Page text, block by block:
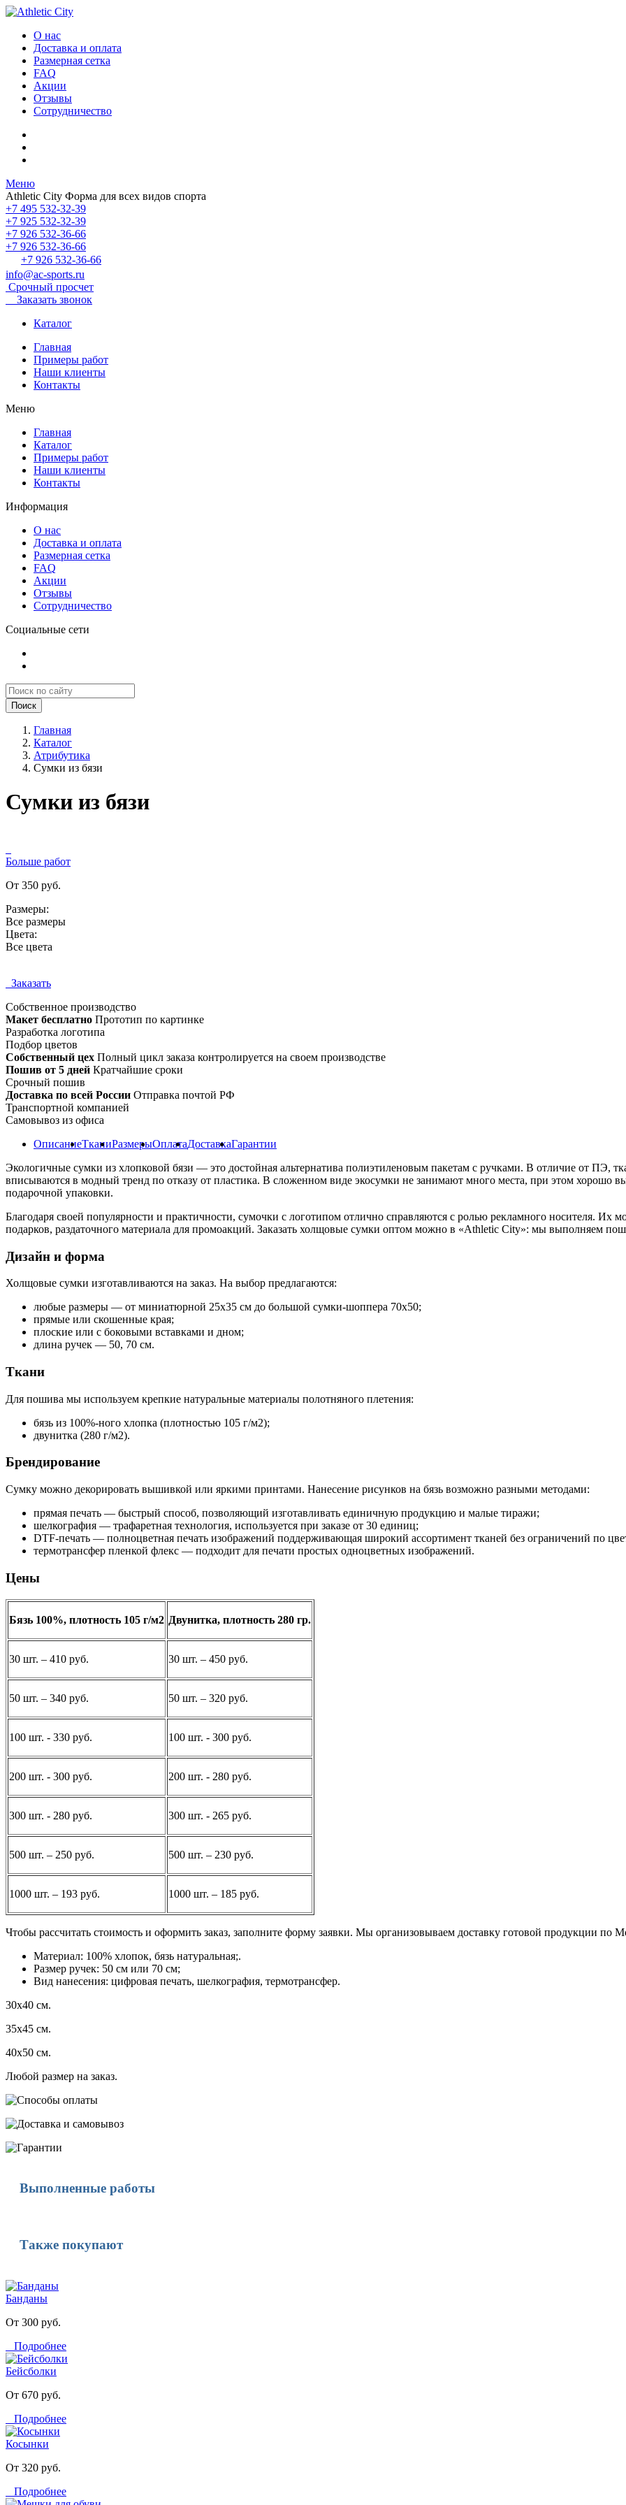
О нас
Доставка и оплата
Размерная сетка
FAQ
Акции
Отзывы
Сотрудничество
Меню
Athletic City Форма для всех видов спорта
+7 495 532-32-39
+7 925 532-32-39
+7 926 532-36-66
+7 926 532-36-66
+7 926 532-36-66
info@ac-sports.ru
Срочный просчет
Заказать звонок
Каталог
Главная
Примеры работ
Наши клиенты
Контакты
Меню
Главная
Каталог
Примеры работ
Наши клиенты
Контакты
Информация
О нас
Доставка и оплата
Размерная сетка
FAQ
Акции
Отзывы
Сотрудничество
Социальные сети
Поиск
Главная
Каталог
Атрибутика
Сумки из бязи
Сумки из бязи
Больше работ
От 350 руб.
Размеры:
Все размеры
Цвета:
Все цвета
Заказать
Собственное производство
Макет бесплатно Прототип по картинке
Разработка логотипа
Подбор цветов
Собственный цех Полный цикл заказа контролируется на своем производстве
Пошив от 5 дней Кратчайшие сроки
Срочный пошив
Доставка по всей России Отправка почтой РФ
Транспортной компанией
Самовывоз из офиса
ОписаниеТканиРазмерыОплатаДоставкаГарантии
Экологичные сумки из хлопковой бязи — это достойная альтернатива полиэтиленовым пакетам с ручками. В отличие от ПЭ,
вписываются в модный тренд по отказу от пластика. В сложенном виде экосумки не занимают много места, при этом хорошо
подарочной упаковки.
Благодаря своей популярности и практичности, сумочки с логотипом отлично справляются с ролью рекламного носителя. Их
подарков, раздаточного материала для промоакций. Заказать холщовые сумки оптом можно в «Athletic City»: мы выполняем
Дизайн и форма
Холщовые сумки изготавливаются на заказ. На выбор предлагаются:
любые размеры — от миниатюрной 25х35 см до большой сумки-шоппера 70х50;
прямые или скошенные края;
плоские или с боковыми вставками и дном;
длина ручек — 50, 70 см.
Ткани
Для пошива мы используем крепкие натуральные материалы полотняного плетения:
бязь из 100%-ного хлопка (плотностью 105 г/м2);
двунитка (280 г/м2).
Брендирование
Сумку можно декорировать вышивкой или яркими принтами. Нанесение рисунков на бязь возможно разными методами:
прямая печать — быстрый способ, позволяющий изготавливать единичную продукцию и малые тиражи;
шелкография — трафаретная технология, используется при заказе от 30 единиц;
DTF-печать — полноцветная печать изображений поддерживающая широкий ассортимент тканей без ограничений по
термотрансфер пленкой флекс — подходит для печати простых одноцветных изображений.
Цены
Бязь 100%, плотность 105 г/м2 Двунитка, плотность 280 гр.
30 шт. – 410 руб. 30 шт. – 450 руб.
50 шт. – 340 руб. 50 шт. – 320 руб.
100 шт. - 330 руб. 100 шт. - 300 руб.
200 шт. - 300 руб. 200 шт. - 280 руб.
300 шт. - 280 руб. 300 шт. - 265 руб.
500 шт. – 250 руб. 500 шт. – 230 руб.
1000 шт. – 193 руб. 1000 шт. – 185 руб.
Чтобы рассчитать стоимость и оформить заказ, заполните форму заявки. Мы организовываем доставку готовой продукции по
Материал: 100% хлопок, бязь натуральная;.
Размер ручек: 50 см или 70 см;
Вид нанесения: цифровая печать, шелкография, термотрансфер.
30х40 см.
35х45 см.
40х50 см.
Любой размер на заказ.
Выполненные работы
Также покупают
Банданы
От 300 руб.
Подробнее
Бейсболки
От 670 руб.
Подробнее
Косынки
От 320 руб.
Подробнее